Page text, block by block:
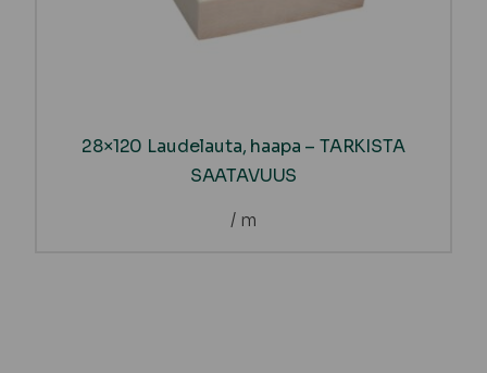
28×120 Laudelauta, haapa – TARKISTA
SAATAVUUS
/ m